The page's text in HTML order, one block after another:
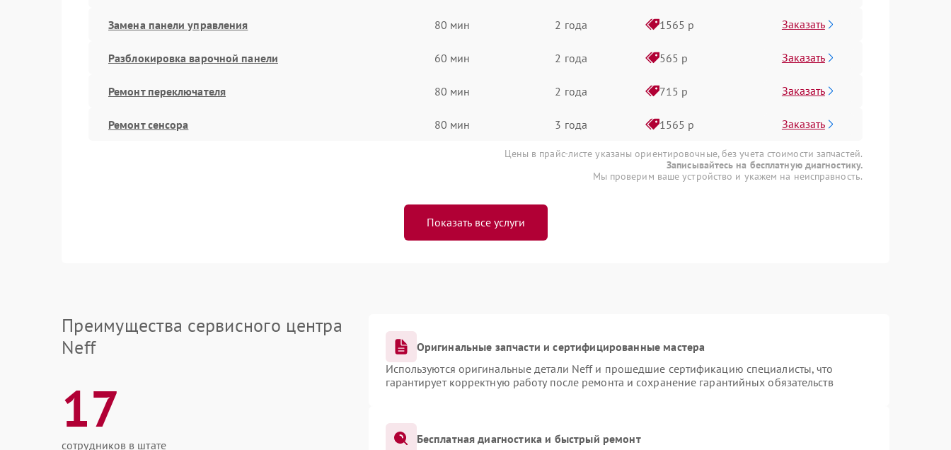
Замена панели управления 80 мин 2 года 1565 р Заказать
Разблокировка варочной панели 60 мин 2 года 565 р Заказать
Ремонт переключателя 80 мин 2 года 715 р Заказать
Ремонт сенсора 80 мин 3 года 1565 р Заказать
Цены в прайс-листе указаны ориентировочные, без учета стоимости запчастей.
Записывайтесь на бесплатную диагностику.
Мы проверим ваше устройство и укажем на неисправность.
Показать все услуги
Преимущества сервисного центра
Neff
17
сотрудников в штате
Оригинальные запчасти и сертифицированные мастера
Используются оригинальные детали Neff и прошедшие сертификацию специалисты, что
гарантирует корректную работу после ремонта и сохранение гарантийных обязательств
Бесплатная диагностика и быстрый ремонт